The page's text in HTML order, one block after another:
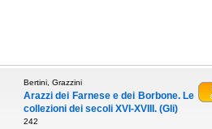
Bertini, Grazzini
Arazzi dei Farnese e dei Borbone. Le
collezioni dei secoli XVI-XVIII. (Gli)
242